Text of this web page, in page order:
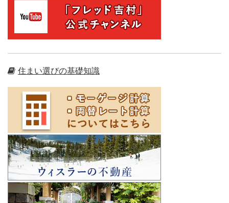
住まい選びの基礎知識